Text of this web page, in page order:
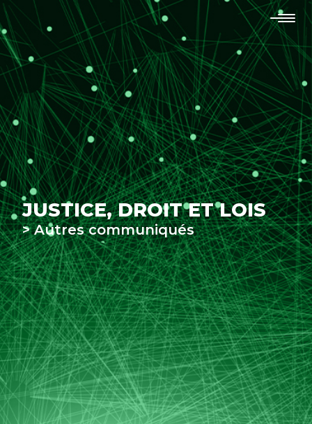
JUSTICE, DROIT ET LOIS
> Autres communiqués